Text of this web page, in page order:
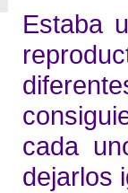
Estaba
cada
dejarlos